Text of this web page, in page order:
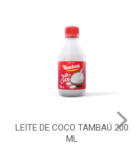
LEITE DE COCO TAMBAÚ 200
ML